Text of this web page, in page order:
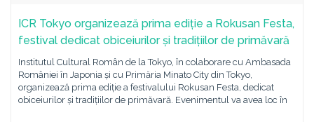
ICR Tokyo organizează prima ediție a Rokusan Festa,
festival dedicat obiceiurilor și tradițiilor de primăvară
Institutul Cultural Român de la Tokyo, în colaborare cu Ambasada
României în Japonia și cu Primăria Minato City din Tokyo,
organizează prima ediție a festivalului Rokusan Festa, dedicat
obiceiurilor și tradițiilor de primăvară. Evenimentul va avea loc în